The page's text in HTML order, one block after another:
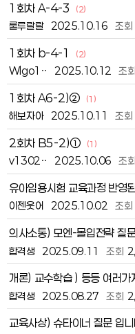
1회차 A-4-3 (2)
룰루랄랄 2025.10.16 조회
1회차 b-4-1 (2)
Wlgo1‥ 2025.10.12 조회
1회차 A6-2)② (1)
해보자아 2025.10.11 조회
2회차 B5-2)① (1)
v1302‥ 2025.10.06 조회
유아임용시험 교육과정 반영
이젠웃어 2025.10.02 조회
의사소통) 모엔-몰입전략 질
합격생 2025.09.11 조회
개론) 교수학습 ) 등등 여러가
합격생 2025.08.27 조회
교육사상) 슈타이너 질문 입